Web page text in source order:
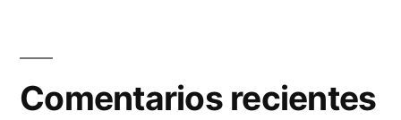
Comentarios recientes